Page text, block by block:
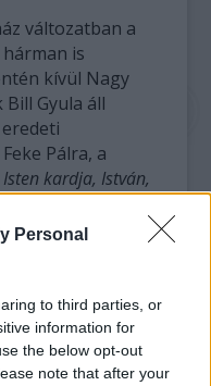
Personal
to third parties, or
information for
the below opt-out
note that after your
változatban a
is
kívül Nagy
Bill Gyula áll
Pálra, a
kardja, István,
A
Ildikó,
Serbán Attila
A
mint regős.